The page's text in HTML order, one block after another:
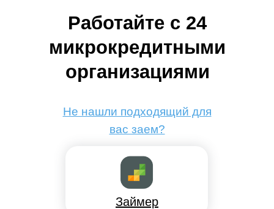
Работайте с 24
микрокредитными
организациями
Не нашли подходящий для
вас заем?
Займер